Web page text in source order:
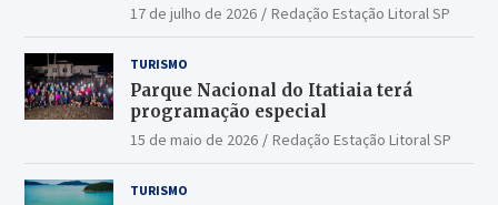
17 de julho de 2026 Redação Estação Litoral SP
TURISMO
Parque Nacional do Itatiaia terá
programação especial
15 de maio de 2026 Redação Estação Litoral SP
TURISMO